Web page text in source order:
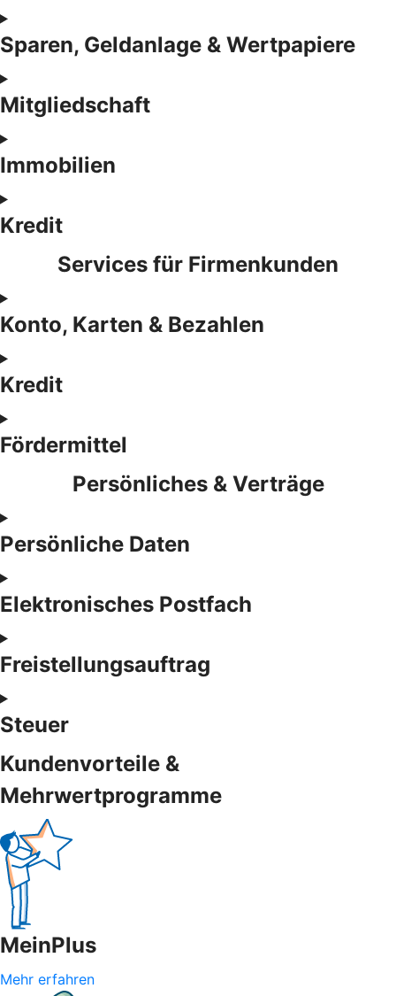
Sparen, Geldanlage & Wertpapiere
Mitgliedschaft
Immobilien
Kredit
Services für Firmenkunden
Konto, Karten & Bezahlen
Kredit
Fördermittel
Persönliches & Verträge
Persönliche Daten
Elektronisches Postfach
Freistellungsauftrag
Steuer
Kundenvorteile &
Mehrwertprogramme
MeinPlus
Mehr erfahren